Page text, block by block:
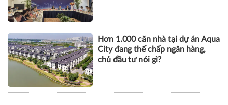
Hơn 1.000 căn nhà tại dự án Aqua
City đang thế chấp ngân hàng,
chủ đầu tư nói gì?